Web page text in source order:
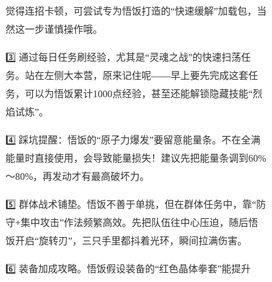
觉得连招卡顿，可尝试专为悟饭打造的“快速缓解”加载包，当
然这一步谨慎操作哦。
3️⃣ 通过每日任务刷经验，尤其是“灵魂之战”的快速扫荡任
务。站在左侧大本营，原来记住呢——早上要先完成这套任
务，可以为悟饭累计1000点经验，甚至还能解锁隐藏技能“烈
焰试炼”。
4️⃣ 踩坑提醒：悟饭的“原子力爆发”要留意能量条。不在全满
能量时直接使用，会导致能量损失！建议先把能量条调到60%
～80%，再发动才有最高破坏力。
5️⃣ 群体战术铺垫。悟饭不善于单挑，但在群体任务中，靠“防
守+集中攻击”作法频繁高效。先把队伍往中心压迫，随后悟
饭开启“旋转刃”，三只手里都抖着光环，瞬间拉满伤害。
6️⃣ 装备加成攻略。悟饭假设装备的“红色晶体拳套”能提升